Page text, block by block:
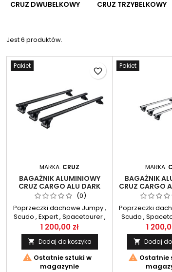
CRUZ DWUBELKOWY CRUZ TRZYBELKOWY
Jest 6 produktów.
Pakiet
MARKA: CRUZ
BAGAŻNIK ALUMINIOWY
CRUZ CARGO ALU DARK
AF3- 138 3-BELKI
(0)
Poprzeczki dachowe Jumpy ,
Scudo , Expert , Spacetourer ,
Toyota Proace 2016- CRUZ
AluCargo Dark AF3-138
1 200,00 zł
 Dodaj do koszyka
 Ostatnie sztuki w
magazynie
favorite_border
Pakiet
MARKA:
BAGAŻNIK
CRUZ CARGO
3-
Poprzeczki
Scudo ,
2016- / Toyota
/Opel Vivaro
2019- CRUZ
1
 Dodaj
 Ostatnie